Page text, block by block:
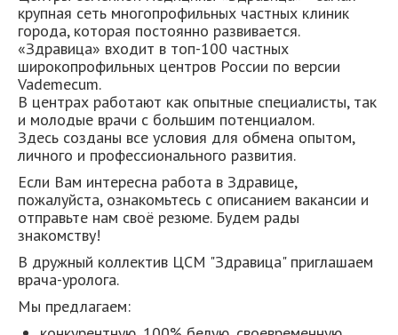
крупная сеть многопрофильных частных клиник
города, которая постоянно развивается.
«Здравица» входит в топ-100 частных
широкопрофильных центров России по версии
Vademecum.
В центрах работают как опытные специалисты, так
и молодые врачи с большим потенциалом.
Здесь созданы все условия для обмена опытом,
личного и профессионального развития.
Если Вам интересна работа в Здравице,
пожалуйста, ознакомьтесь с описанием вакансии и
отправьте нам своё резюме. Будем рады
знакомству!
В дружный коллектив ЦСМ "Здравица" приглашаем
врача-уролога.
​Мы предлагаем: